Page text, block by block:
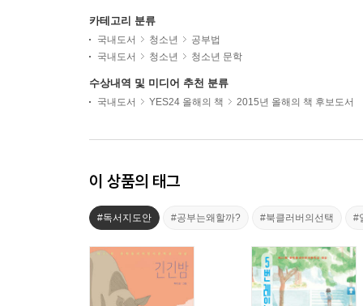
카테고리 분류
국내도서 청소년
공부법
국내도서
청소년 청소년 문학
수상내역 및 미디어 추천 분류
국내도서 YES24 올해의 책 2015년 올해의 책 후보도서
이 상품의 태그
#독서지도안 #공부는왜할까? #북클러버의선택 #